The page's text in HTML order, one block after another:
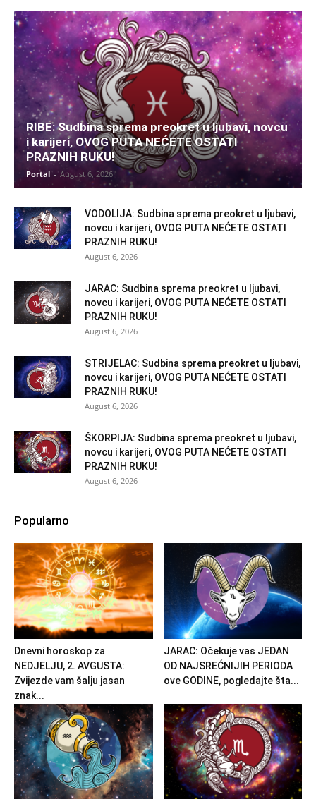
RIBE: Sudbina sprema preokret u ljubavi, novcu
i karijeri, OVOG PUTA NEĆETE OSTATI
PRAZNIH RUKU!
Portal - August 6, 2026
VODOLIJA: Sudbina sprema preokret u ljubavi,
novcu i karijeri, OVOG PUTA NEĆETE OSTATI
PRAZNIH RUKU!
August 6, 2026
JARAC: Sudbina sprema preokret u ljubavi,
novcu i karijeri, OVOG PUTA NEĆETE OSTATI
PRAZNIH RUKU!
August 6, 2026
STRIJELAC: Sudbina sprema preokret u ljubavi,
novcu i karijeri, OVOG PUTA NEĆETE OSTATI
PRAZNIH RUKU!
August 6, 2026
ŠKORPIJA: Sudbina sprema preokret u ljubavi,
novcu i karijeri, OVOG PUTA NEĆETE OSTATI
PRAZNIH RUKU!
August 6, 2026
Popularno
Dnevni horoskop za
NEDJELJU, 2. AVGUSTA:
Zvijezde vam šalju jasan
znak...
JARAC: Očekuje vas JEDAN
OD NAJSREĆNIJIH PERIODA
ove GODINE, pogledajte šta...